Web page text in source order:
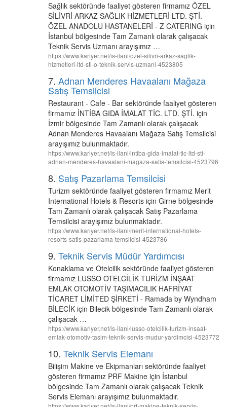
Sağlık sektöründe faaliyet gösteren firmamız ÖZEL
SİLİVRİ ARKAZ SAĞLIK HİZMETLERİ LTD. ŞTİ. -
ÖZEL ANADOLU HASTANELERİ - Z CATERING için
İstanbul bölgesinde Tam Zamanlı olarak çalışacak
Teknik Servis Uzmanı arayışımız …
https://www.kariyer.net/is-ilani/ozel-silivri-arkaz-saglik-
hizmetleri-ltd-sti-o-teknik-servis-uzmani-4523805
7. Adnan Menderes Havaalanı Mağaza
Satış Temsilcisi
Restaurant - Cafe - Bar sektöründe faaliyet gösteren
firmamız İNTİBA GIDA İMALAT TİC. LTD. ŞTİ. için
İzmir bölgesinde Tam Zamanlı olarak çalışacak
Adnan Menderes Havaalanı Mağaza Satış Temsilcisi
arayışımız bulunmaktadır.
https://www.kariyer.net/is-ilani/intiba-gida-imalat-tic-ltd-sti-
adnan-menderes-havaalani-magaza-satis-temsilcisi-4523796
8. Satış Pazarlama Temsilcisi
Turizm sektöründe faaliyet gösteren firmamız Merit
International Hotels & Resorts için Girne bölgesinde
Tam Zamanlı olarak çalışacak Satış Pazarlama
Temsilcisi arayışımız bulunmaktadır.
https://www.kariyer.net/is-ilani/merit-international-hotels-
resorts-satis-pazarlama-temsilcisi-4523786
9. Teknik Servis Müdür Yardımcısı
Konaklama ve Otelcilik sektöründe faaliyet gösteren
firmamız LUSSO OTELCİLİK TURİZM İNŞAAT
EMLAK OTOMOTİV TAŞIMACILIK HAFRİYAT
TİCARET LİMİTED ŞİRKETİ - Ramada by Wyndham
BİLECİK için Bilecik bölgesinde Tam Zamanlı olarak
çalışacak …
https://www.kariyer.net/is-ilani/lusso-otelcilik-turizm-insaat-
emlak-otomotiv-tasim-teknik-servis-mudur-yardimcisi-4523772
10. Teknik Servis Elemanı
Bilişim Makine ve Ekipmanları sektöründe faaliyet
gösteren firmamız PRF Makine için İstanbul
bölgesinde Tam Zamanlı olarak çalışacak Teknik
Servis Elemanı arayışımız bulunmaktadır.